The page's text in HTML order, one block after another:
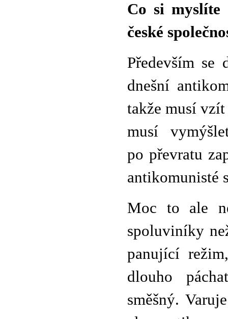
Co si
české
Především
dnešní
takže musí
musí
po převratu
antikomunisté
Moc to ale
spoluviníky
panující
dlouho
směšný.